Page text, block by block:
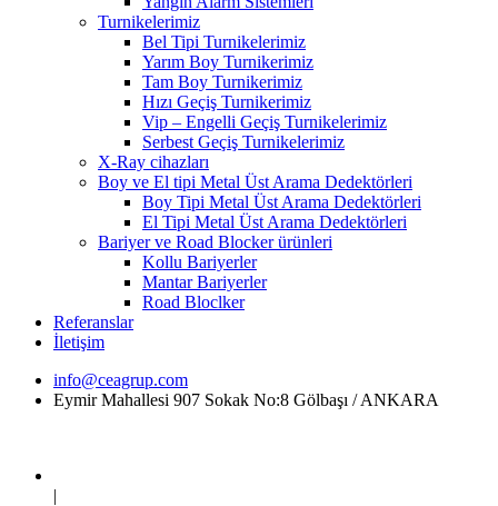
Turnikelerimiz
Bel Tipi Turnikelerimiz
Yarım Boy Turnikerimiz
Tam Boy Turnikerimiz
Hızı Geçiş Turnikerimiz
Vip – Engelli Geçiş Turnikelerimiz
Serbest Geçiş Turnikelerimiz
X-Ray cihazları
Boy ve El tipi Metal Üst Arama Dedektörleri
Boy Tipi Metal Üst Arama Dedektörleri
El Tipi Metal Üst Arama Dedektörleri
Bariyer ve Road Blocker ürünleri
Kollu Bariyerler
Mantar Bariyerler
Road Bloclker
Referanslar
İletişim
info@ceagrup.com
Eymir Mahallesi 907 Sokak No:8 Gölbaşı / ANKARA
|